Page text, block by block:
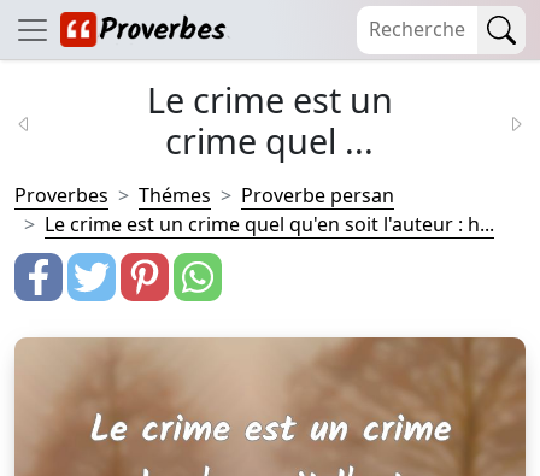
Le crime est un
crime quel ...
Proverbes Thémes
Proverbe persan
Le crime est un crime quel qu'en soit l'auteur : h...